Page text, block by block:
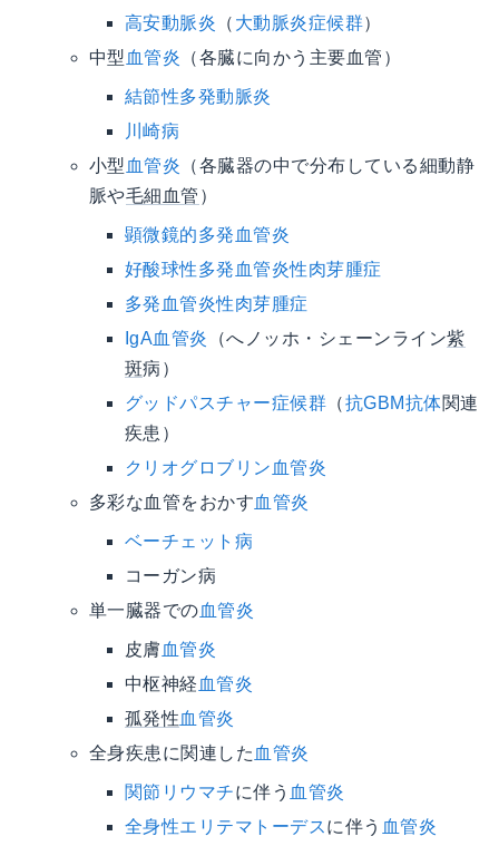
高安動脈炎 （ 大動脈炎症候群）
中型 血管炎 （各臓に向かう主要血管）
結節性多発動脈炎
川崎病
小型 血管炎 （各臓器の中で分布している細動静
脈や毛細血管 ）
顕微鏡的多発血管炎
好酸球性多発血管炎性肉芽腫症
多発血管炎性肉芽腫症
IgA血管炎
（へノッホ・シェーンライン紫
斑病）
グッドパスチャー症候群 （抗GBM抗体関連
疾患）
クリオグロブリン血管炎
多彩な血管をおかす血管炎
ベーチェット病
コーガン病
単一臓器での血管炎
皮膚 血管炎
中枢神経 血管炎
孤発性血管炎
全身疾患に関連した 血管炎
関節リウマチに伴う 血管炎
全身性エリテマトーデスに伴う 血管炎